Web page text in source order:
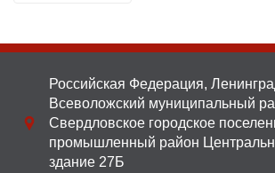
Российская Федерация,
Всеволожский муниципальный
Свердловское городское
промышленный район
здание 27Б